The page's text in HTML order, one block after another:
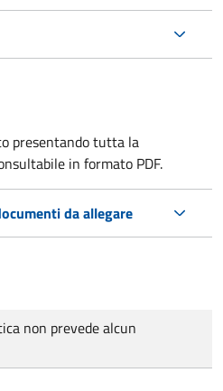
presentando tutta la
in formato PDF.
da allegare
non prevede alcun